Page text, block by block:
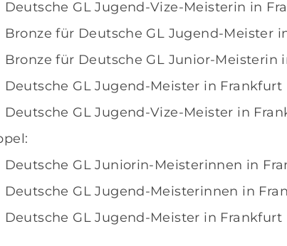
Deutsche GL Jugend-Vize-Meisterin in
Bronze für Deutsche GL Jugend-Meister
Bronze für Deutsche GL Junior-Meisterin
Deutsche GL Jugend-Meister in Frankfurt
Deutsche GL Jugend-Vize-Meister in
Deutsche GL Juniorin-Meisterinnen in
Deutsche GL Jugend-Meisterinnen in
Deutsche GL Jugend-Meister in Frankfurt
Mitglieder-Service
Alles zur Mitgliedschaft
Downloads